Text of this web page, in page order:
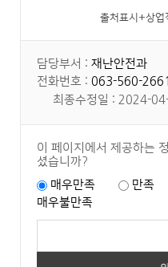
출처표시+상업
담당부서 : 재난안전과
전화번호 : 063-560-2661
최종수정일 : 2024-
이 페이지에서 제공하는
셨습니까?
매우만족
만족
매우불만족